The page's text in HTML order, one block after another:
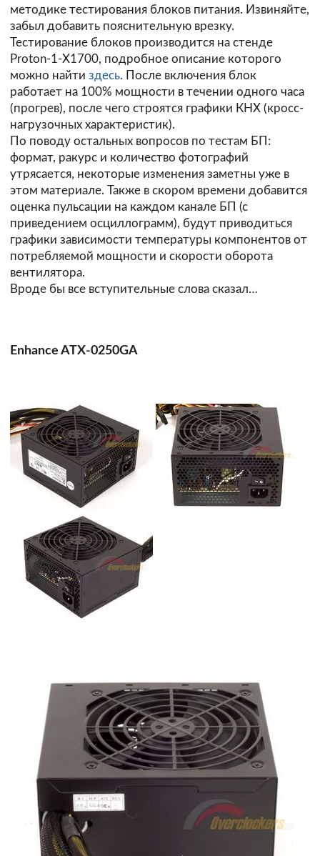
методике тестирования блоков питания. Извиняйте,
забыл добавить пояснительную врезку.
Тестирование блоков производится на стенде
Proton-1-X1700, подробное описание которого
можно найти здесь. После включения блок
работает на 100% мощности в течении одного часа
(прогрев), после чего строятся графики КНХ (кросс-
нагрузочных характеристик).
По поводу остальных вопросов по тестам БП:
формат, ракурс и количество фотографий
утрясается, некоторые изменения заметны уже в
этом материале. Также в скором времени добавится
оценка пульсации на каждом канале БП (с
приведением осциллограмм), будут приводиться
графики зависимости температуры компонентов от
потребляемой мощности и скорости оборота
вентилятора.
Вроде бы все вступительные слова сказал…
Enhance ATX-0250GA